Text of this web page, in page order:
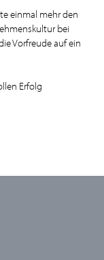
einmal mehr den
bei
Vorfreude auf ein
Erfolg